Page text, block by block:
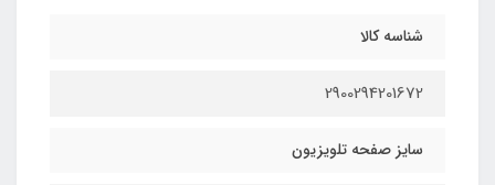
شناسه کالا
2900294201672
سایز صفحه تلویزیون